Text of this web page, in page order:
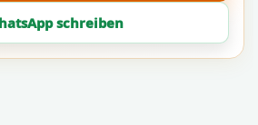
schreiben